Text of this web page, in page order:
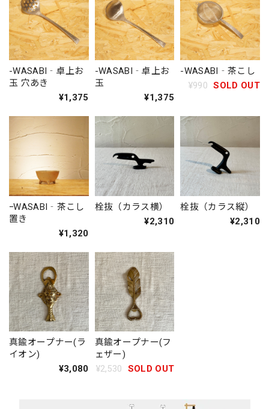
-WASABI‐卓上お
玉 穴あき
¥1,375
-WASABI‐卓上お
玉
¥1,375
-WASABI‐茶こし
¥990 SOLD OUT
ｰWASABI‐茶こし
置き
¥1,320
栓抜（カラス横）
¥2,310
栓抜（カラス縦）
¥2,310
真鍮オープナー(ラ
イオン)
¥3,080
真鍮オープナー(フ
ェザー)
¥2,530
SOLD OUT